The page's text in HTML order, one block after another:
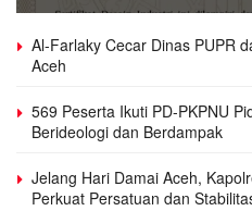
Al-Farlaky Cecar Dinas PUPR
Aceh
569 Peserta Ikuti PD-PKPNU
Berideologi dan Berdampak
Jelang Hari Damai Aceh,
Perkuat Persatuan dan